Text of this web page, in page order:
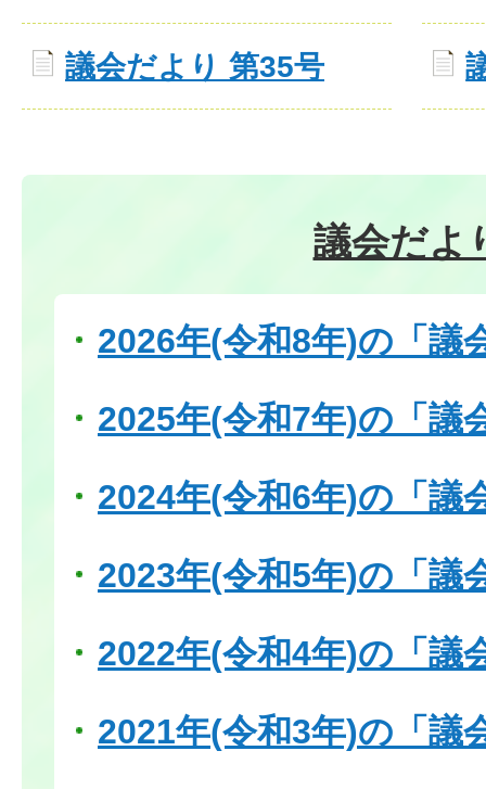
議会だより 第35号
議会だよ
2026年(令和8年)の「議
2025年(令和7年)の「議
2024年(令和6年)の「議
2023年(令和5年)の「議
2022年(令和4年)の「議
2021年(令和3年)の「議